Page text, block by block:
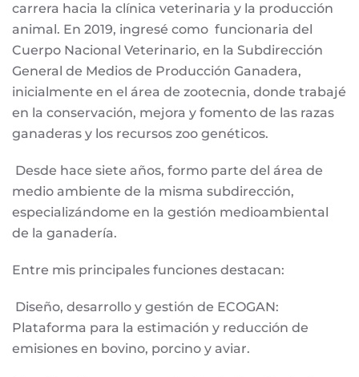
carrera hacia la clínica veterinaria y la producción
animal. En 2019, ingresé como funcionaria del
Cuerpo Nacional Veterinario, en la Subdirección
General de Medios de Producción Ganadera,
inicialmente en el área de zootecnia, donde trabajé
en la conservación, mejora y fomento de las razas
ganaderas y los recursos zoo genéticos.
Desde hace siete años, formo parte del área de
medio ambiente de la misma subdirección,
especializándome en la gestión medioambiental
de la ganadería.
Entre mis principales funciones destacan:
Diseño, desarrollo y gestión de ECOGAN:
Plataforma para la estimación y reducción de
emisiones en bovino, porcino y aviar.